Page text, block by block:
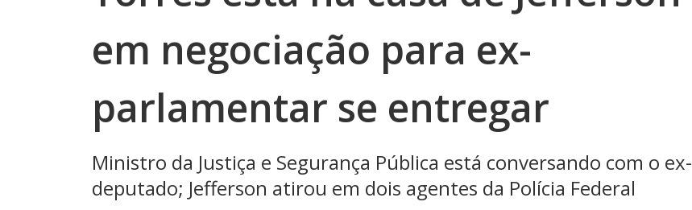
em negociação para ex-
parlamentar se entregar
Ministro da Justiça e Segurança Pública está conversando com o ex-
deputado; Jefferson atirou em dois agentes da Polícia Federal